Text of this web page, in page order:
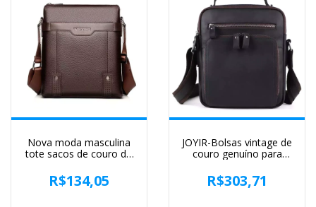
Nova moda masculina
tote sacos de couro do
homens mensageiro
saco com embreagem
R$134,05
JOYIR-Bolsas vintage de
couro genuíno para
ombro pequena, bolsas
casuais do escritório,
R$303,71